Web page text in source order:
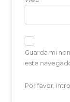
Guarda mi
este
Por favor,